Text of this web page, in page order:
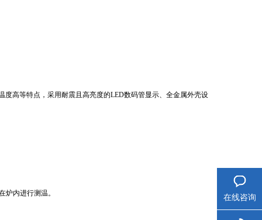
高等特点，采用耐震且高亮度的LED数码管显示、全金属外壳设
炉内进行测温。 在线咨询